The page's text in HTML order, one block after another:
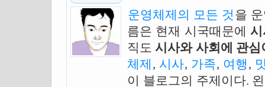
운영체제의 모든 것 을
름은 현재 시국때문에
직도 시사와 사회에 관
체제 , 시사, 가족, 여행 ,
이 블로그의 주제이다.